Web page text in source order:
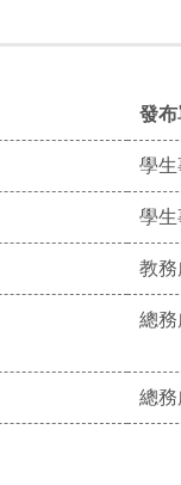
發
學生
學生
教務
總務
總務